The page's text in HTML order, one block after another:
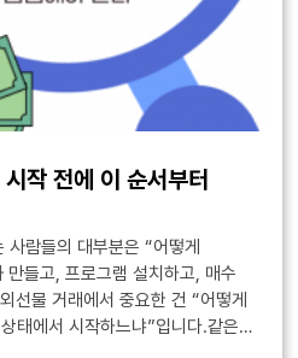
작 전에 이 순서부터
람들의 대부분은 “어떻게
만들고, 프로그램 설치하고, 매수
선물 거래에서 중요한 건 “어떻게
태에서 시작하느냐”입니다.같은